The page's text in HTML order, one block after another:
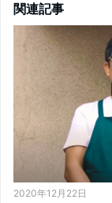
関連記事
2020年12月22日